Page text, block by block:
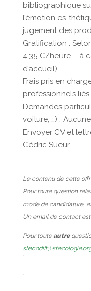
bibliographique
l’émotion es-
jugement des
Gratification :
4,35 €/heure – à
d’accueil)
Frais pris en
professionnels liés
Demandes
voiture, …) :
Envoyer CV et
Cédric Sueur
Le contenu de cette
Pour toute question
mode de candidature,
Un email de contact
Pour touteautre